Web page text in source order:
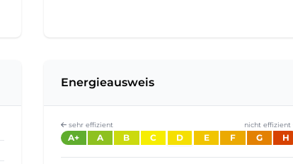
Energieausweis
sehr effizient nicht effizient
A+ A B C D E F G H